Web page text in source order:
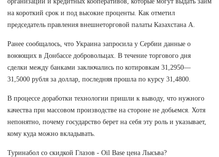
на короткий срок и под высокие проценты. Как отметил
председатель правления внешнеторговой палаты Казахстана А.
Ранее сообщалось, что Украина запросила у Сербии данные о
воюющих в Донбассе добровольцах. В течение торгового дня
сделки между банками заключались по котировкам 31,2950—
31,5000 рубля за доллар, последняя прошла по курсу 31,4800.
В процессе доработки технологии пришли к выводу, что нужного
качества при массовом производстве на стороне не добьемся. Хотя
непонятно, почему государство берет на себя эту роль и указывает,
кому куда можно вкладывать.
Туринабол со скидкой Глазов - Oil Base цена Лысьва?